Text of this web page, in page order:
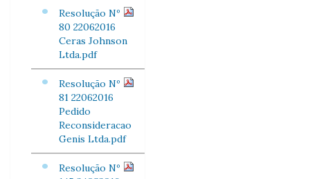
Resolução Nº
80 22062016
Ceras Johnson
Ltda.pdf
Resolução Nº
81 22062016
Pedido
Reconsideracao
Genis Ltda.pdf
Resolução Nº